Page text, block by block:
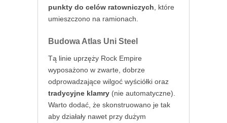
punkty do celów ratowniczych , które
umieszczono na ramionach.
Budowa Atlas Uni Steel
Tą linie uprzęży Rock Empire
wyposażono w zwarte, dobrze
odprowadzające wilgoć wyściółki oraz
tradycyjne klamry (nie automatyczne).
Warto dodać, że skonstruowano je tak
aby działały nawet przy dużym